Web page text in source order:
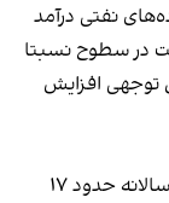
نفتی درآمد
در سطوح نسبتا
توجهی افزایش
صنایع پتروشیمی و فولاد ایران که در مجموع سالانه حدود ۱۷